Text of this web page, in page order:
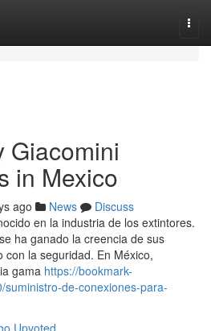
Giacomini
in Mexico
ago News
Discuss
en la industria de los extintores.
ha ganado la creencia de sus
la seguridad. En México,
gama https://bookmark-
suministro-de-conexiones-para-
Upvoted